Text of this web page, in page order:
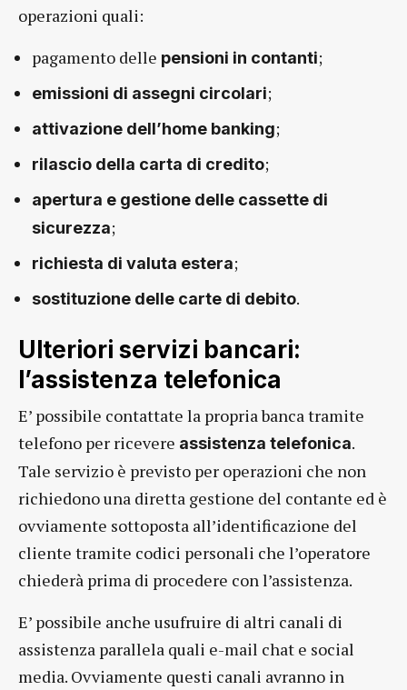
operazioni quali:
pagamento delle pensioni in contanti;
emissioni di assegni circolari;
attivazione dell’home banking;
rilascio della carta di credito;
apertura e gestione delle cassette di
sicurezza;
richiesta di valuta estera;
sostituzione delle carte di debito.
Ulteriori servizi bancari:
l’assistenza telefonica
E’ possibile contattate la propria banca tramite
telefono per ricevere assistenza telefonica.
Tale servizio è previsto per operazioni che non
richiedono una diretta gestione del contante ed è
ovviamente sottoposta all’identificazione del
cliente tramite codici personali che l’operatore
chiederà prima di procedere con l’assistenza.
E’ possibile anche usufruire di altri canali di
assistenza parallela quali e-mail chat e social
media. Ovviamente questi canali avranno in